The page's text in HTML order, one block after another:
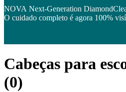
NOVA Next-Generation
O cuidado completo é agora 100%
Cabeças para
(0)